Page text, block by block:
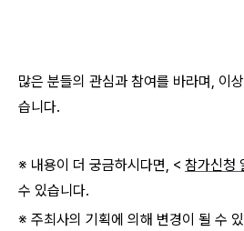
많은 분들의 관심과 참여를 바라며, 이
습니다.
※ 내용이 더 궁금하시다면, < 참가신청
수 있습니다.
※ 주최사의 기획에 의해 변경이 될 수